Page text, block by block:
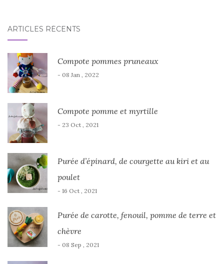
ARTICLES RÉCENTS
Compote pommes pruneaux
- 08 Jan , 2022
Compote pomme et myrtille
- 23 Oct , 2021
Purée d’épinard, de courgette au kiri et au
poulet
- 16 Oct , 2021
Purée de carotte, fenouil, pomme de terre et
chèvre
- 08 Sep , 2021